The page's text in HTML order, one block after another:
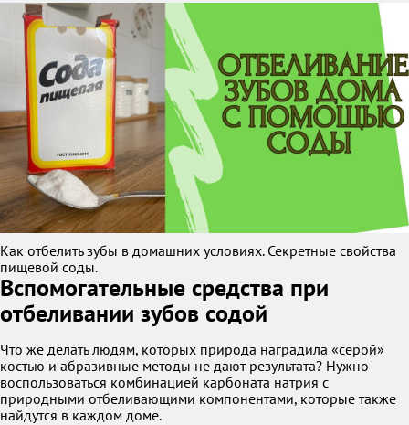
Как отбелить зубы в домашних условиях. Секретные свойства
пищевой соды.
Вспомогательные средства при
отбеливании зубов содой
Что же делать людям, которых природа наградила «серой»
костью и абразивные методы не дают результата? Нужно
воспользоваться комбинацией карбоната натрия с
природными отбеливающими компонентами, которые также
найдутся в каждом доме.